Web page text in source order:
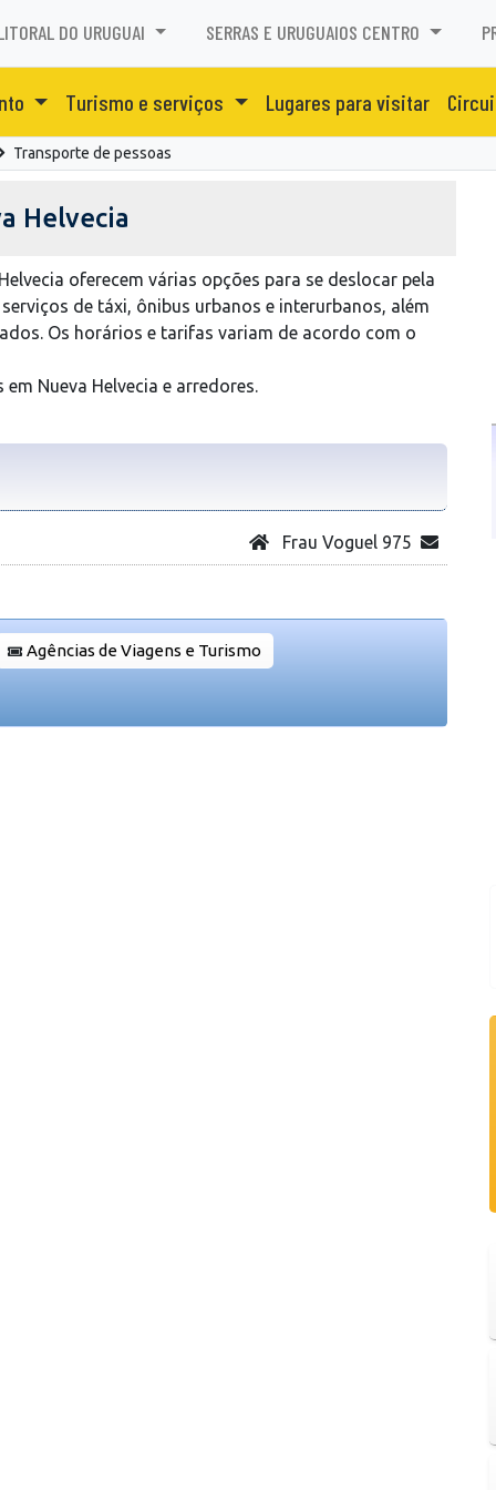
DO URUGUAI SERRAS E URUGUAIOS CENTRO
Turismo e serviços Lugares para visitar
Transporte de pessoas
Helvecia
oferecem várias opções para se deslocar pela
de táxi, ônibus urbanos e interurbanos, além
Os horários e tarifas variam de acordo com o
Nueva Helvecia e arredores.
Frau Voguel 975
Agências de Viagens e Turismo